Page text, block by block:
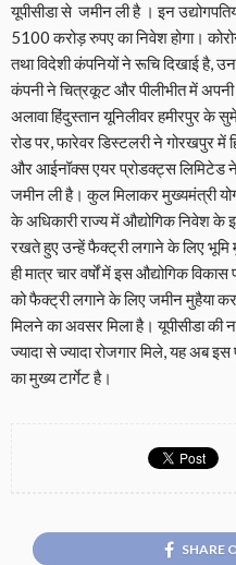
यूपीसीडा से जमीन ली है । इन
5100 करोड़ रुपए का निवेश होगा।
तथा विदेशी कंपनियों ने रूचि दिखाई है,
कंपनी ने चित्रकूट और पीलीभीत में
अलावा हिंदुस्तान यूनिलीवर हमीरपुर के
रोड पर, फारेवर डिस्टलरी ने गोरखपुर में
और आईनॉक्स एयर प्रोडक्ट्स लिमिटेड
जमीन ली है। कुल मिलाकर मुख्यमंत्री
के अधिकारी राज्य में औद्योगिक निवेश
रखते हुए उन्हें फैक्ट्री लगाने के लिए
ही मात्र चार वर्षों में इस औद्योगिक
को फैक्ट्री लगाने के लिए जमीन मुहैया
मिलने का अवसर मिला है। यूपीसीडा की
ज्यादा से ज्यादा रोजगार मिले, यह अब
का मुख्य टार्गेट है।
SHARE